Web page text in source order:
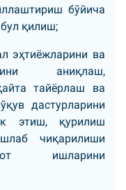
бўйича
қилиш;
эҳтиёжларини ва
аниқлаш,
тайёрлаш ва
дастурларини
этиш, қурилиш
чиқарилиши
ишларини